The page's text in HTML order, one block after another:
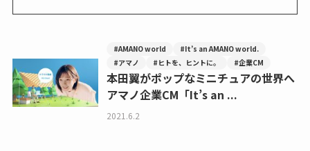
#AMANO world
#It’s an AMANO world.
#アマノ
#ヒトを、ヒントに。 #企業CM
本田翼がポップなミニチュアの世界へ
アマノ企業CM「It’s an ...
2021.6.2